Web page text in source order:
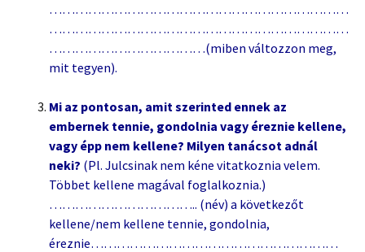
……………………………………………………………
……………………………………………………………
………………………………(miben változzon meg,
mit tegyen).
Mi az pontosan, amit szerinted ennek az
embernek tennie, gondolnia vagy éreznie kellene,
vagy épp nem kellene? Milyen tanácsot adnál
neki? (Pl. Julcsinak nem kéne vitatkoznia velem.
Többet kellene magával foglalkoznia.)
…………………………….. (név) a következőt
kellene/nem kellene tennie, gondolnia,
éreznie…………………………………………………